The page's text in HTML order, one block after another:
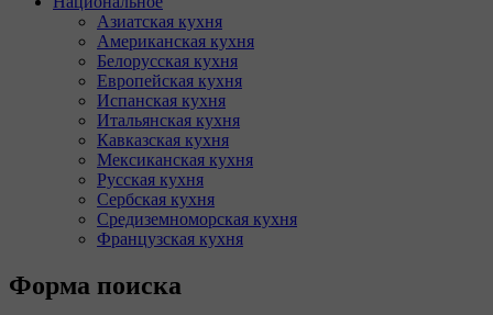
Азиатская кухня
Американская кухня
Белорусская кухня
Европейская кухня
Испанская кухня
Итальянская кухня
Кавказская кухня
Мексиканская кухня
Русская кухня
Сербская кухня
Средиземноморская кухня
Французская кухня
Форма поиска